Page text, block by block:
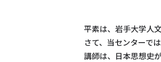
平素は、岩手大学人
さて、当センターで
講師は、日本思想史